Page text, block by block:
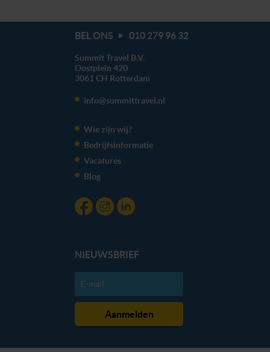
BEL ONS 010 279 96 32
Summit Travel B.V.
Oostplein 420
3061 CH Rotterdam
info@summittravel.nl
Wie zijn wij?
Bedrijfsinformatie
Vacatures
Blog
NIEUWSBRIEF